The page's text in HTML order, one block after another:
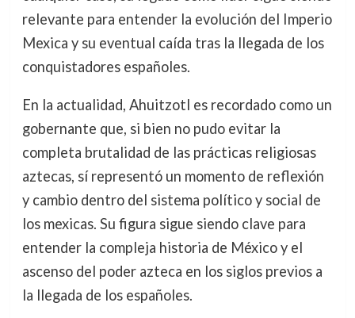
relevante para entender la evolución del Imperio
Mexica y su eventual caída tras la llegada de los
conquistadores españoles.
En la actualidad, Ahuitzotl es recordado como un
gobernante que, si bien no pudo evitar la
completa brutalidad de las prácticas religiosas
aztecas, sí representó un momento de reflexión
y cambio dentro del sistema político y social de
los mexicas. Su figura sigue siendo clave para
entender la compleja historia de México y el
ascenso del poder azteca en los siglos previos a
la llegada de los españoles.